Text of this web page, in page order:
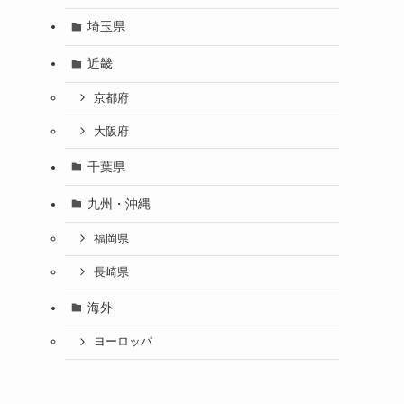
埼玉県
近畿
京都府
大阪府
千葉県
九州・沖縄
福岡県
長崎県
海外
ヨーロッパ